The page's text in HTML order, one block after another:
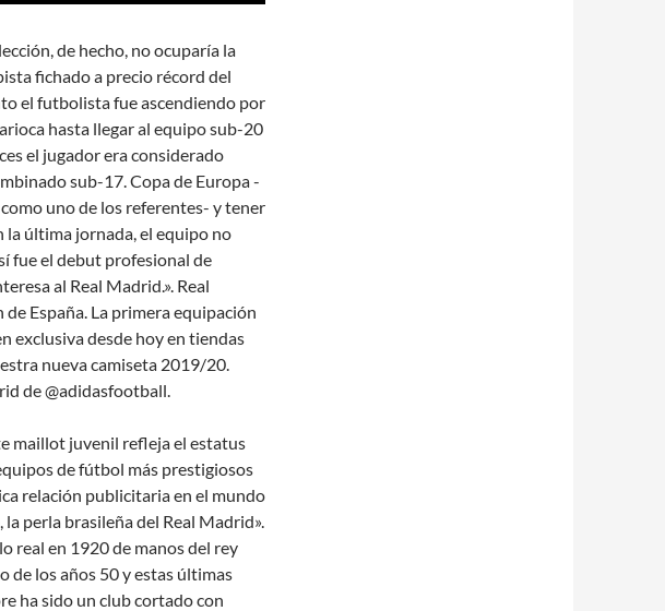
de hecho, no ocuparía la
fichado a precio récord del
el futbolista fue ascendiendo por
hasta llegar al equipo sub-20
el jugador era considerado
sub-17. Copa de Europa -
uno de los referentes- y tener
la última jornada, el equipo no
fue el debut profesional de
al Real Madrid.». Real
España. La primera equipación
exclusiva desde hoy en tiendas
nueva camiseta 2019/20.
de @adidasfootball.
maillot juvenil refleja el estatus
de fútbol más prestigiosos
relación publicitaria en el mundo
perla brasileña del Real Madrid».
real en 1920 de manos del rey
de los años 50 y estas últimas
ha sido un club cortado con